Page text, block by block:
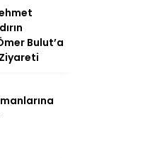
Bulut’a
Ziyareti